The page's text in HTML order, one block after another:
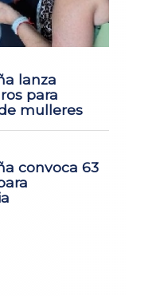
lanza
para
mulleres
convoca 63